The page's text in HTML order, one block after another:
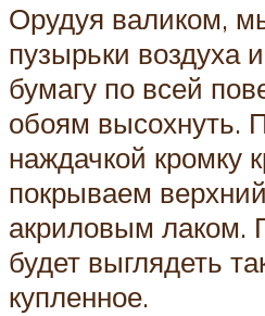
Орудуя валиком,
пузырьки воздуха
бумагу по всей
обоям высохнуть.
наждачкой кромку
покрываем
акриловым лаком.
будет выглядеть
купленное.